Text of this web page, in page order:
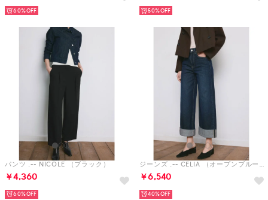
60% 50%
パンツ .-- NICOLE （ブラック）
￥4,360
60%
ジーンズ .-- CELIA （オープンブルー）
￥6,540
40%